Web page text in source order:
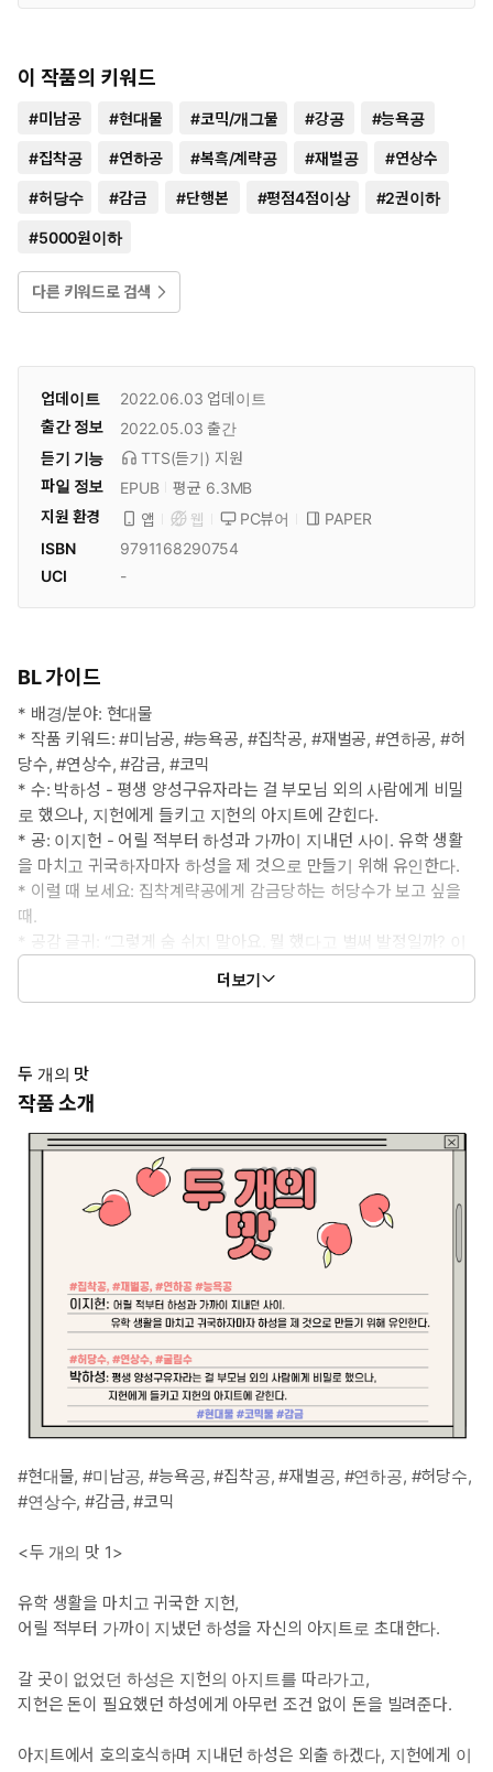
이 작품의 키워드
#미남공 #현대물 #코믹/개그물 #강공 #능욕공
#집착공 #연하공 #복흑/계략공 #재벌공 #연상수
#허당수 #감금 #단행본 #평점4점이상 #2권이하
#5000원이하
다른 키워드로 검색
업데이트 2022.06.03 업데이트
출간 정보
2022.05.03 출간
듣기 기능
TTS(듣기) 지원
파일 정보
EPUB
평균 6.3MB
지원 환경
앱 웹 PC뷰어
PAPER
ISBN
9791168290754
UCI
-
BL 가이드
* 배경/분야: 현대물
* 작품 키워드: #미남공, #능욕공, #집착공, #재벌공, #연하공, #허
당수, #연상수, #감금, #코믹
* 수: 박하성 - 평생 양성구유자라는 걸 부모님 외의 사람에게 비밀
로 했으나, 지헌에게 들키고 지헌의 아지트에 갇힌다.
* 공: 이지헌 - 어릴 적부터 하성과 가까이 지내던 사이. 유학 생활
을 마치고 귀국하자마자 하성을 제 것으로 만들기 위해 유인한다.
* 이럴 때 보세요: 집착계략공에게 감금당하는 허당수가 보고 싶을
때.
* 공감 글귀: “그렇게 숨 쉬지 말아요. 뭘 했다고 벌써 발정일까? 이
래서 내가 귀국을 서둘렀어. 아무 놈한테나 엉덩이 흔들면서 돈 달라
더보기
두 개의 맛
작품 소개
#현대물, #미남공, #능욕공, #집착공, #재벌공, #연하공, #허당수,
#연상수, #감금, #코믹
<두 개의 맛 1>
유학 생활을 마치고 귀국한 지헌,
어릴 적부터 가까이 지냈던 하성을 자신의 아지트로 초대한다.
갈 곳이 없었던 하성은 지헌의 아지트를 따라가고,
지헌은 돈이 필요했던 하성에게 아무런 조건 없이 돈을 빌려준다.
아지트에서 호의호식하며 지내던 하성은 외출 하겠다, 지헌에게 이